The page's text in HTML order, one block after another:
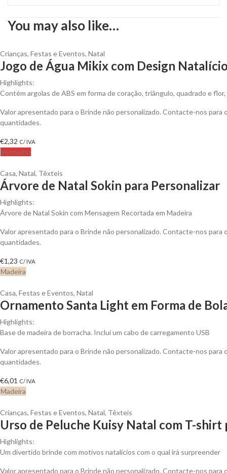
You may also like…
Crianças, Festas e Eventos, Natal
Jogo de Água Mikix com Design
Highlights:
Contém argolas de ABS em forma de coração, triângulo, quadrado e
Valor apresentado para o Brinde não personalizado. Contacte-nos
quantidades.
€2,32 C/ IVA
Vermelho
Casa, Natal, Têxteis
Árvore de Natal Sokin para Personalizar
Highlights:
Árvore de Natal Sokin com Mensagem Recortada em Madeira
Valor apresentado para o Brinde não personalizado. Contacte-nos
quantidades.
€1,23 C/ IVA
Madeira
Casa, Festas e Eventos, Natal
Ornamento Santa Light em Forma de
Highlights:
Base de madeira de borracha. Inclui um cabo de carregamento USB
Valor apresentado para o Brinde não personalizado. Contacte-nos
quantidades.
€6,01 C/ IVA
Madeira
Crianças, Festas e Eventos, Natal, Têxteis
Urso de Peluche Kuisy Natal com T-shirt
Highlights:
Um divertido brinde com motivos natalícios com o qual irá surpreender
Valor apresentado para o Brinde não personalizado. Contacte-nos